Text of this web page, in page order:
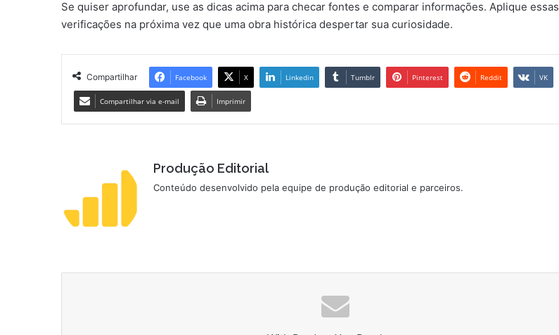
Se quiser aprofundar, use as dicas acima para checar fontes e comparar informações. Aplique essas
verificações na próxima vez que uma obra histórica despertar sua curiosidade.
Compartilhar Facebook X Linkedin Tumblr Pinterest Reddit VK
Compartilhar via e-mail Imprimir
Produção Editorial
Conteúdo desenvolvido pela equipe de produção editorial e parceiros.